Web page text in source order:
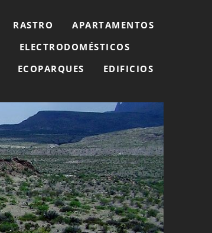
RASTRO
APARTAMENTOS
ELECTRODOMÉSTICOS
ECOPARQUES EDIFICIOS